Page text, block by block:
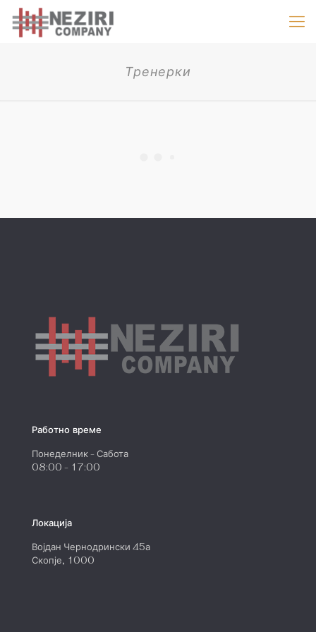
Тренерки
Работно време
Понеделник - Сабота
08:00 - 17:00
Локација
Војдан Чернодрински 45а
Скопје, 1000